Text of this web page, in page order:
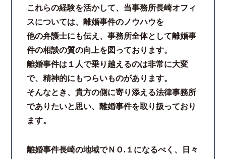
これらの経験を活かして、当事務所長崎オフィ
スについては、離婚事件のノウハウを
他の弁護士にも伝え、事務所全体として離婚事
件の相談の質の向上を図っております。
離婚事件は１人で乗り越えるのは非常に大変
で、精神的にもつらいものがあります。
そんなとき、貴方の側に寄り添える法律事務所
でありたいと思い、離婚事件を取り扱っており
ます。
離婚事件長崎の地域でＮＯ.１になるべく、日々